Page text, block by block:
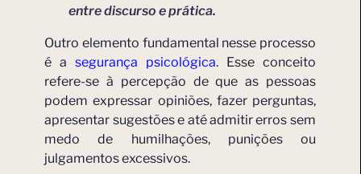
entre discurso e prática.
Outro elemento fundamental nesse processo
é asegurança psicológica. Esse conceito
refere-se à percepção de que as pessoas
podem expressar opiniões, fazer perguntas,
apresentar sugestões e até admitir erros sem
medo de humilhações, punições ou
julgamentos excessivos.